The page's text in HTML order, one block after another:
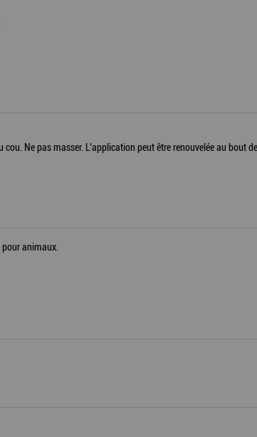
Ne pas masser. L’application peut être renouvelée au bout
animaux.